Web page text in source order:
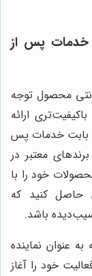
خدمات پس از
محصول توجه
ارائه
بابت خدمات پس
معتبر در
خود را با
حاصل کنید که
باشد.
عنوان نماینده
خود را آغاز